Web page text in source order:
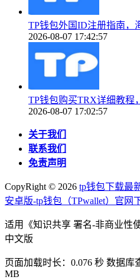
TP钱包外国ID注册指南，
2026-08-07 17:42:57
TP钱包购买TRX详细教程
2026-08-07 17:02:57
关于我们
联系我们
免责声明
CopyRight © 2026 tp钱包下载最
安卓版-tp钱包（TPwallet）官网
适用《知识共享 署名-非商业性
中文版
页面加载时长：0.076 秒 数据库
MB